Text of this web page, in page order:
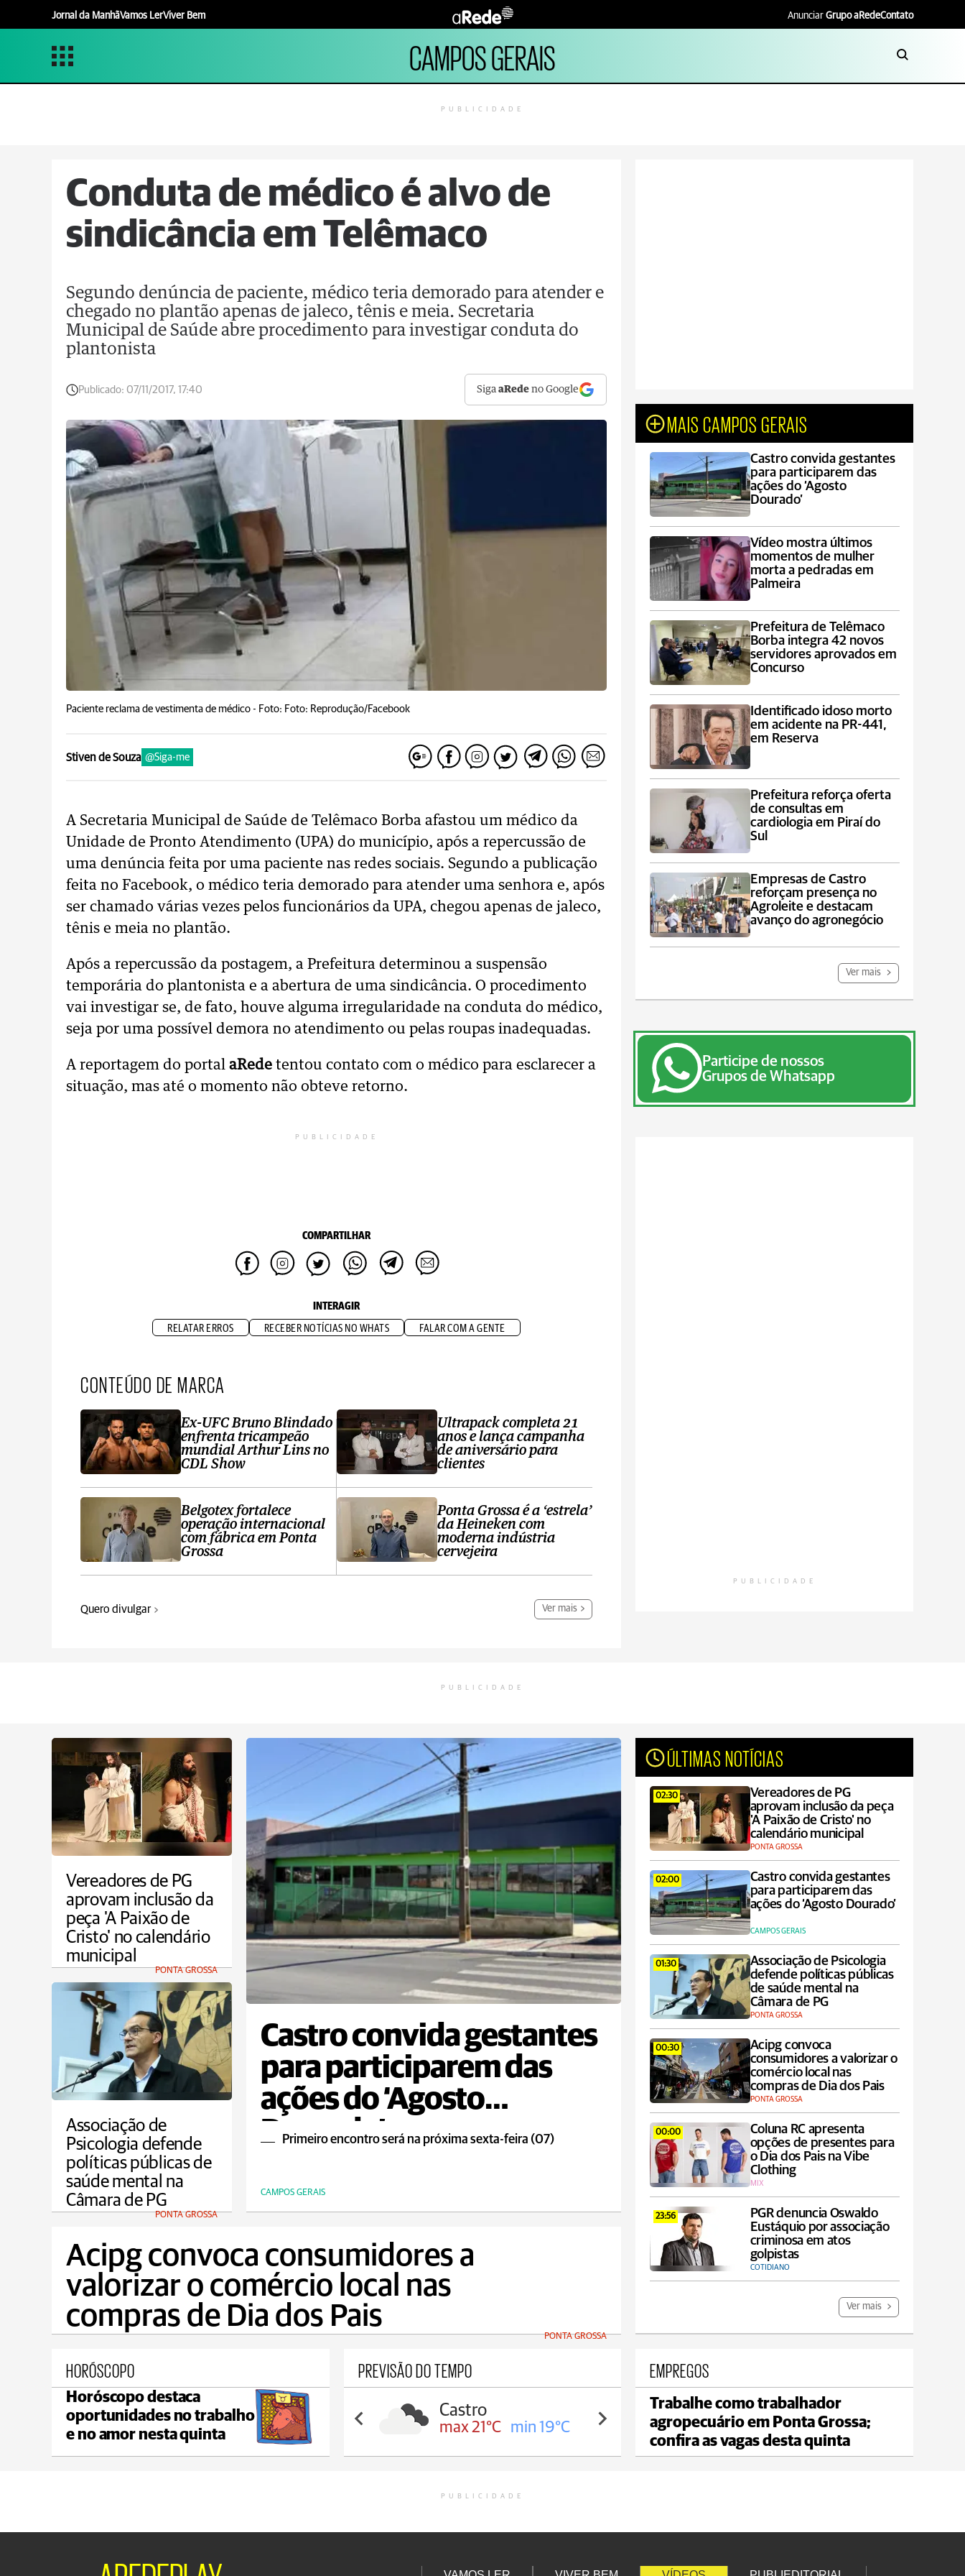
Jornal da ManhãVamos LerViver Bem Anunciar Grupo aRedeContato
CAMPOS GERAIS
PUBLICIDADE
Conduta de médico é alvo de
sindicância em Telêmaco
Segundo denúncia de paciente, médico teria demorado para atender e
chegado no plantão apenas de jaleco, tênis e meia. Secretaria
Municipal de Saúde abre procedimento para investigar conduta do
plantonista
Publicado: 07/11/2017, 17:40 SigaaRede no Google
Paciente reclama de vestimenta de médico - Foto: Foto: Reprodução/Facebook
Stiven de Souza @Siga-me
A Secretaria Municipal de Saúde de Telêmaco Borba afastou um médico da
Unidade de Pronto Atendimento (UPA) do município, após a repercussão de
uma denúncia feita por uma paciente nas redes sociais. Segundo a publicação
feita no Facebook, o médico teria demorado para atender uma senhora e, após
ser chamado várias vezes pelos funcionários da UPA, chegou apenas de jaleco,
tênis e meia no plantão.
Após a repercussão da postagem, a Prefeitura determinou a suspensão
temporária do plantonista e a abertura de uma sindicância. O procedimento
vai investigar se, de fato, houve alguma irregularidade na conduta do médico,
seja por uma possível demora no atendimento ou pelas roupas inadequadas.
A reportagem do portal aRede tentou contato com o médico para esclarecer a
situação, mas até o momento não obteve retorno.
PUBLICIDADE
COMPARTILHAR
INTERAGIR
RELATAR ERROS RECEBER NOTÍCIAS NO WHATS FALAR COM A GENTE
CONTEÚDO DE MARCA
Ex-UFC Bruno Blindado
enfrenta tricampeão
mundial Arthur Lins no
CDL Show
Belgotex fortalece
operação internacional
com fábrica em Ponta
Grossa
Ultrapack completa 21
anos e lança campanha
de aniversário para
clientes
Ponta Grossa é a ‘estrela’
da Heineken com
moderna indústria
cervejeira
Quero divulgar Ver mais
MAIS CAMPOS GERAIS
Castro convida gestantes
para participarem das
ações do ‘Agosto
Dourado’
Vídeo mostra últimos
momentos de mulher
morta a pedradas em
Palmeira
Prefeitura de Telêmaco
Borba integra 42 novos
servidores aprovados em
Concurso
Identificado idoso morto
em acidente na PR-441,
em Reserva
Prefeitura reforça oferta
de consultas em
cardiologia em Piraí do
Sul
Empresas de Castro
reforçam presença no
Agroleite e destacam
avanço do agronegócio
Ver mais
Participe de nossos
Grupos de Whatsapp
PUBLICIDADE
PUBLICIDADE
Vereadores de PG
aprovam inclusão da
peça 'A Paixão de
Cristo' no calendário
municipal
PONTA GROSSA
Castro convida gestantes
para participarem das
ações do ‘Agosto
Dourado’
Primeiro encontro será na próxima sexta-feira (07)
CAMPOS GERAIS
ÚLTIMAS NOTÍCIAS
02:30
Vereadores de PG
aprovam inclusão da peça
'A Paixão de Cristo' no
calendário municipal
PONTA GROSSA
02:00
Castro convida gestantes
para participarem das
ações do ‘Agosto Dourado’
CAMPOS GERAIS
01:30
Associação de Psicologia
defende políticas públicas
de saúde mental na
Câmara de PG
PONTA GROSSA
00:30
Acipg convoca
consumidores a valorizar o
comércio local nas
compras de Dia dos Pais
PONTA GROSSA
00:00
Coluna RC apresenta
opções de presentes para
o Dia dos Pais na Vibe
Clothing
MIX
23:56
PGR denuncia Oswaldo
Eustáquio por associação
criminosa em atos
golpistas
COTIDIANO
Ver mais
Associação de
Psicologia defende
políticas públicas de
saúde mental na
Câmara de PG
PONTA GROSSA
Acipg convoca consumidores a
valorizar o comércio local nas
compras de Dia dos Pais
PONTA GROSSA
HORÓSCOPO
Horóscopo destaca
oportunidades no trabalho
e no amor nesta quinta
PREVISÃO DO TEMPO
Castro
max 21°C min 19°C
Carambeí
max 21°C min 18°C
Jaguariaíva
max 21°C min 20°C
EMPREGOS
Trabalhe como trabalhador
agropecuário em Ponta Grossa;
confira as vagas desta quinta
PUBLICIDADE